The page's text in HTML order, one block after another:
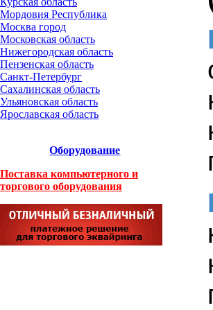
Мордовия Республика
Москва город
Московская область
Нижегородская область
Пензенская область
Санкт-Петербург
Сахалинская область
Ульяновская область
Ярославская область
Оборудование
Поставка компьютерного и
торгового оборудования